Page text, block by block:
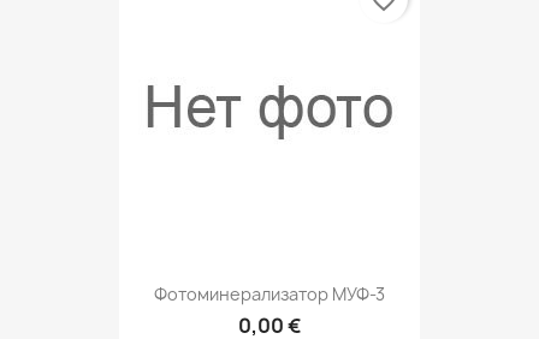
Фотоминерализатор МУФ-3
0,00 €